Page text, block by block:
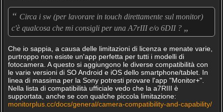
“ Circa i sw (per lavorare in touch direttamente sul monitor)
c'è qualcosa che mi consigli per una A7rIII e/o 6DII ? „
Che io sappia, a causa delle limitazioni di licenza e menate varie,
purtroppo non esiste un'app perfetta per tutti i modelli di
fotocamera. A questo si aggiungono le diverse compatibilità con
le varie versioni di SO Android e iOS dello smartphone/tablet. In
linea di massima per la Sony potresti provare l'app "Monitor+".
Nella lista di compatibilità ufficiale vedo che la a7RIII è
supportata, anche se con qualche piccola limitazione:
monitorplus.cc/docs/general/camera-compatibility-and-capability/